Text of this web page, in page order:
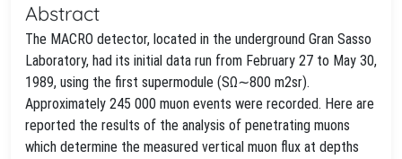
Abstract
The MACRO detector, located in the underground Gran Sasso
Laboratory, had its initial data run from February 27 to May 30,
1989, using the first supermodule (SΩ∼800 m2sr).
Approximately 245 000 muon events were recorded. Here are
reported the results of the analysis of penetrating muons
which determine the measured vertical muon flux at depths